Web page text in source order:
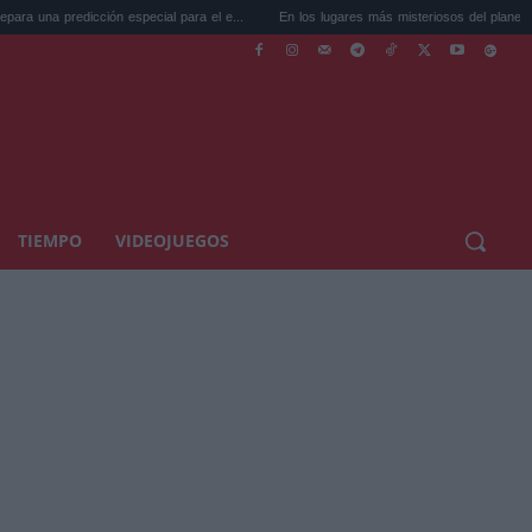
especial para el e... En los lugares más misteriosos del planeta: Stoneh...
TIEMPO VIDEOJUEGOS